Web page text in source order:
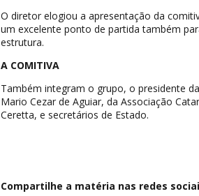
O diretor elogiou a apresentação da
um excelente ponto de partida também
estrutura.
A COMITIVA
Também integram o grupo, o presidente
Mario Cezar de Aguiar, da Associação
Ceretta, e secretários de Estado.
Compartilhe a matéria nas redes